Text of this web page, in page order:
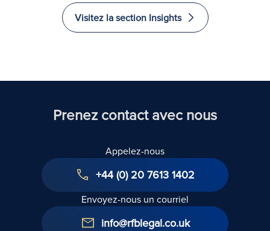
responsabilité
d'investir et
d'immigrer
au
Visitez la section Insights
Prenez contact avec nous
Appelez-nous
+44 (0) 20 7613 1402
Envoyez-nous un courriel
info@rfblegal.co.uk